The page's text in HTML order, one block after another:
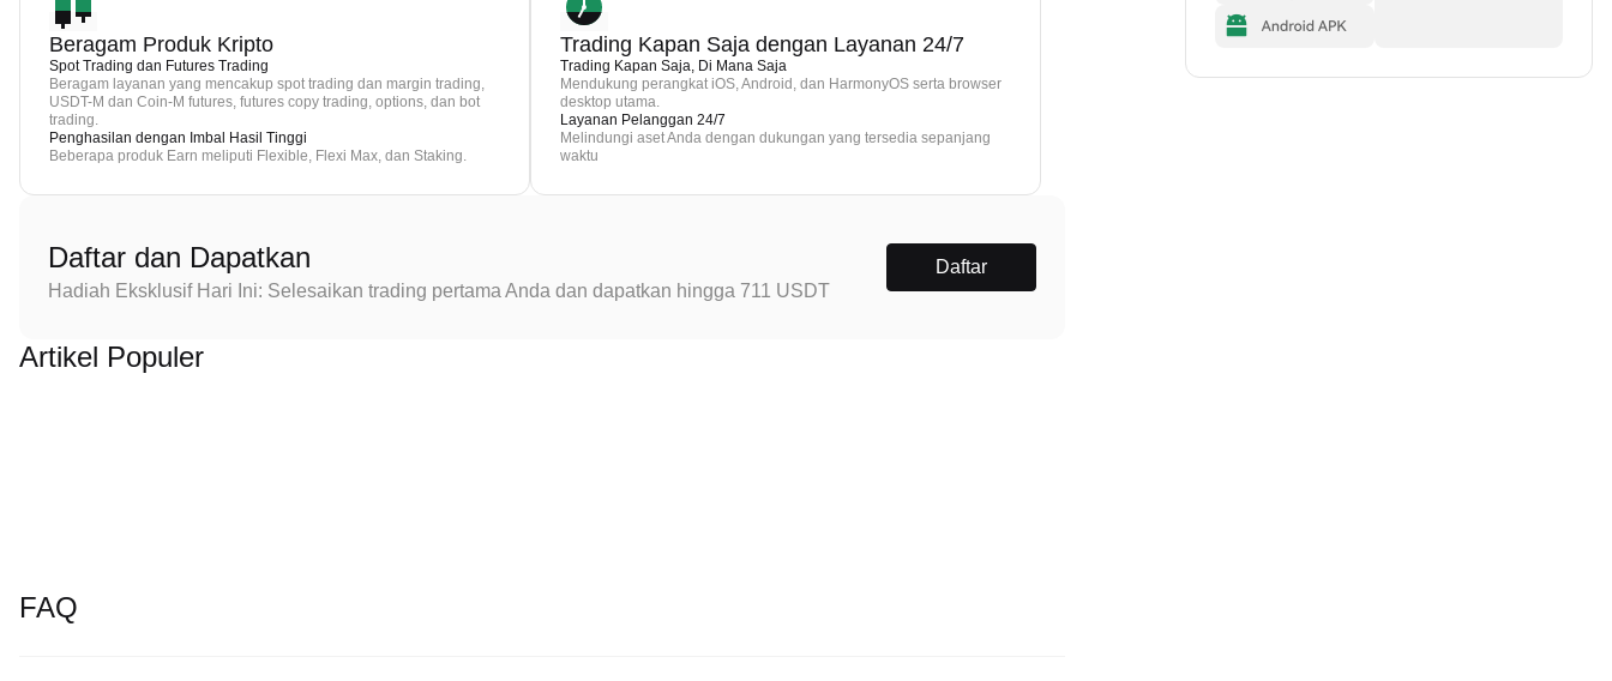
Beragam Produk Kripto
Spot Trading dan Futures Trading
Beragam layanan yang mencakup spot trading dan margin trading,
USDT-M dan Coin-M futures, futures copy trading, options, dan bot
trading.
Penghasilan dengan Imbal Hasil Tinggi
Beberapa produk Earn meliputi Flexible, Flexi Max, dan Staking.
Trading Kapan Saja dengan Layanan 24/7
Trading Kapan Saja, Di Mana Saja
Mendukung perangkat iOS, Android, dan HarmonyOS serta browser
desktop utama.
Layanan Pelanggan 24/7
Melindungi aset Anda dengan dukungan yang tersedia sepanjang
waktu
Daftar dan Dapatkan
Hadiah Eksklusif Hari Ini: Selesaikan trading pertama Anda dan dapatkan hingga 711 USDT
Daftar
Artikel Populer
FAQ